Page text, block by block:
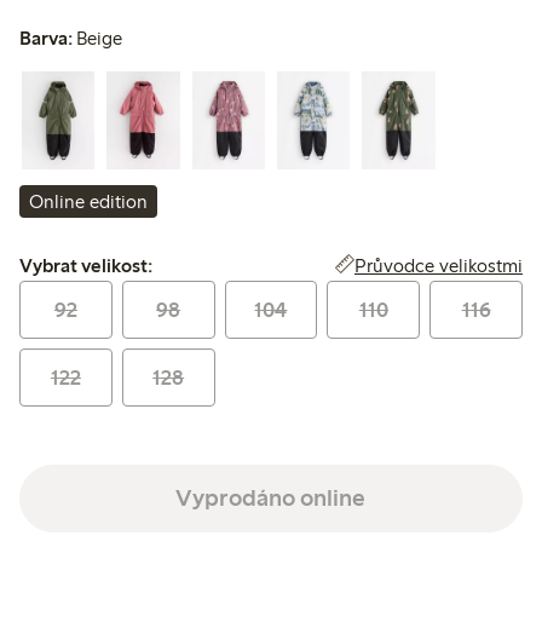
Barva: Beige
Online edition
Vybrat velikost:
Vybrat velikost: Průvodce velikostmi
92 98 104 110 116
122 128
Vyprodáno online